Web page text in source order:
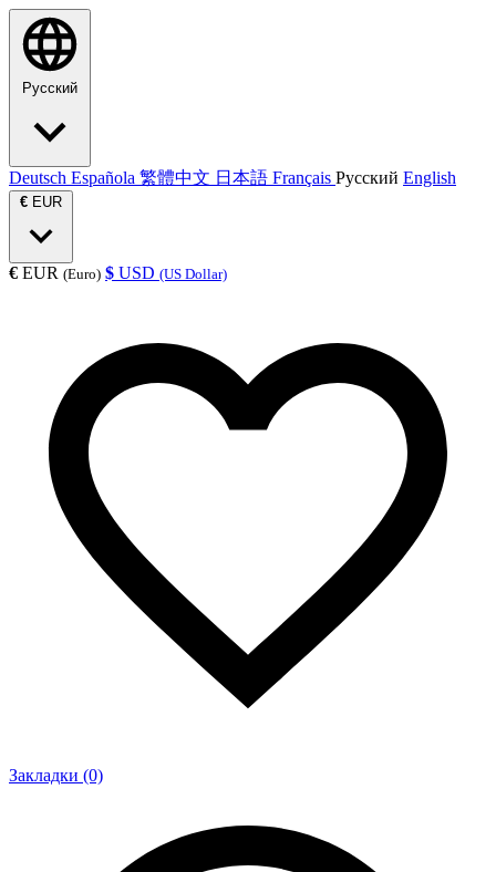
Русский
Deutsch Española 繁體中文 日本語 Français Русский English
€ EUR
€ EUR (Euro) $ USD (US Dollar)
Закладки (0)